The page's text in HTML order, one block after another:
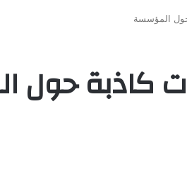
حول المؤسسة
كاذبة